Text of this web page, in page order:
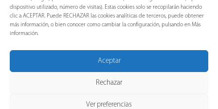
dispositivo utilizado, número de visitas). Estas cookies solo se recopilarán haciendo
clic a ACEPTAR. Puede RECHAZAR las cookies analíticas de terceros, puede obtener
más información, o bien conocer como cambiar la configuración, pulsando en Más
información.
Aceptar
Rechazar
Ver preferencias